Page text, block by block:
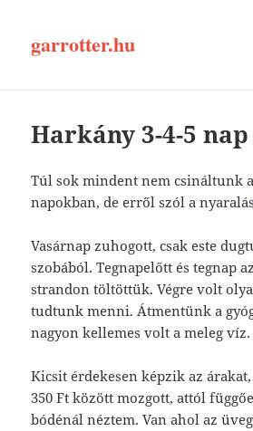
garrotter.hu
Harkány 3-4-5
Túl sok mindent nem csináltunk
napokban, de erről szól a nyaralás
Vasárnap zuhogott, csak este
szobából. Tegnapelőtt és tegnap
strandon töltöttük. Végre volt
tudtunk menni. Átmentünk a
nagyon kellemes volt a meleg víz.
Kicsit érdekesen képzik az
350 Ft között mozgott, attól
bódénál néztem. Van ahol az